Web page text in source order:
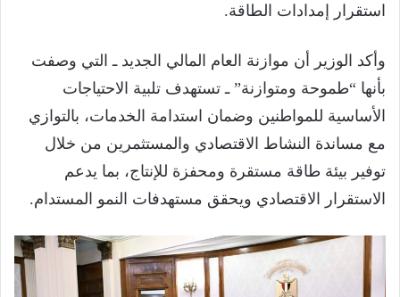
استقرار إمدادات الطاقة.
وأكد الوزير أن موازنة العام المالي الجديد ـ التي وصفت
بأنها “طموحة ومتوازنة” ـ تستهدف تلبية الاحتياجات
الأساسية للمواطنين وضمان استدامة الخدمات، بالتوازي
مع مساندة النشاط الاقتصادي والمستثمرين من خلال
توفير بيئة طاقة مستقرة ومحفزة للإنتاج، بما يدعم
الاستقرار الاقتصادي ويحقق مستهدفات النمو المستدام.